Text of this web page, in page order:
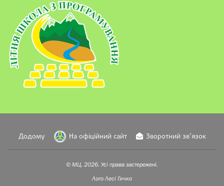
Додому На офіційний сайт Зворотний зв’язок
© МЦ, 2026. Усі права застережені.
Лого Лесі Гичко